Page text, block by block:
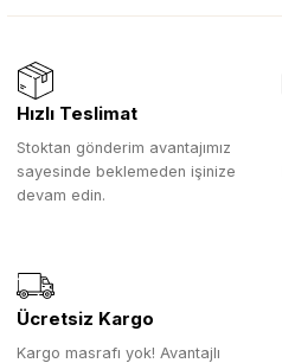
Hızlı Teslimat
Stoktan gönderim avantajımız
sayesinde beklemeden işinize
devam edin.
Ücretsiz Kargo
Kargo masrafı yok! Avantajlı